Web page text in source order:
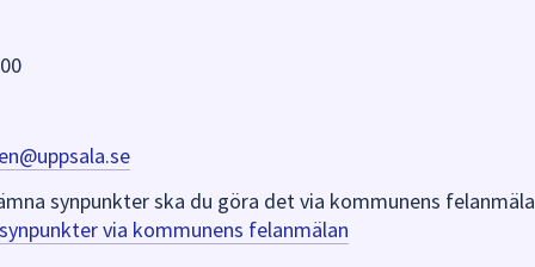
synpunkter ska du göra det via kommunens
via kommunens felanmälan